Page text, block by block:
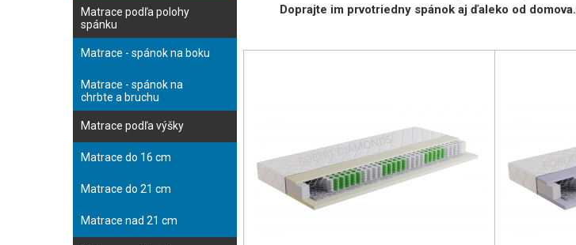
Matrace podľa polohy
spánku
Matrace - spánok na boku
Matrace - spánok na
chrbte a bruchu
Matrace podľa výšky
Matrace do 16 cm
Matrace do 21 cm
Matrace nad 21 cm
Doprajte im prvotriedny spánok aj ďaleko od domova.